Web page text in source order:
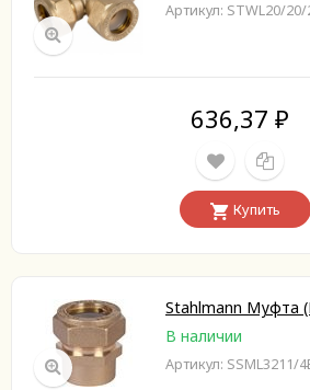
Артикул: STWL20/20/
636,37 ₽
Купить
Stahlmann Муфта
В наличии
Артикул: SSML3211/